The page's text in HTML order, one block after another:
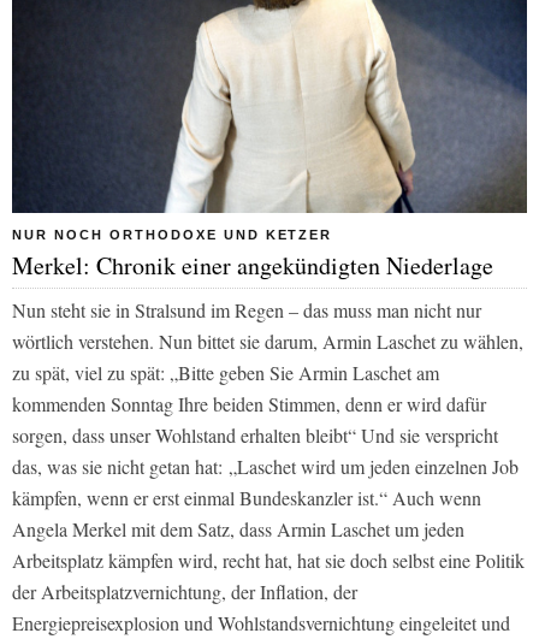
NUR NOCH ORTHODOXE UND KETZER
Merkel: Chronik einer angekündigten Niederlage
Nun steht sie in Stralsund im Regen – das muss man nicht nur
wörtlich verstehen. Nun bittet sie darum, Armin Laschet zu wählen,
zu spät, viel zu spät: „Bitte geben Sie Armin Laschet am
kommenden Sonntag Ihre beiden Stimmen, denn er wird dafür
sorgen, dass unser Wohlstand erhalten bleibt“ Und sie verspricht
das, was sie nicht getan hat: „Laschet wird um jeden einzelnen Job
kämpfen, wenn er erst einmal Bundeskanzler ist.“ Auch wenn
Angela Merkel mit dem Satz, dass Armin Laschet um jeden
Arbeitsplatz kämpfen wird, recht hat, hat sie doch selbst eine Politik
der Arbeitsplatzvernichtung, der Inflation, der
Energiepreisexplosion und Wohlstandsvernichtung eingeleitet und